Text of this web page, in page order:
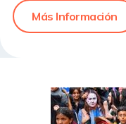
Más Información